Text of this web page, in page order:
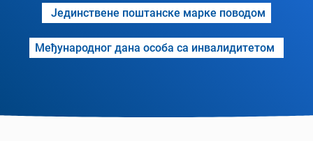
Јединствене поштанске марке поводом
Међународног дана особа са инвалидитетом